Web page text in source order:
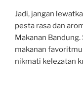
Jadi, jangan
pesta rasa dan
Makanan
makanan
nikmati kelezatan